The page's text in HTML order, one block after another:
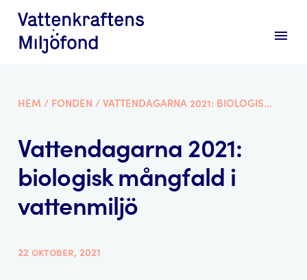
menu
HEM / FONDEN / VATTENDAGARNA 2021: BIOLOGISK MÅNGFALD I VATTENMILJÖ
Vattendagarna 2021:
biologisk mångfald i
vattenmiljö
22 oktober, 2021